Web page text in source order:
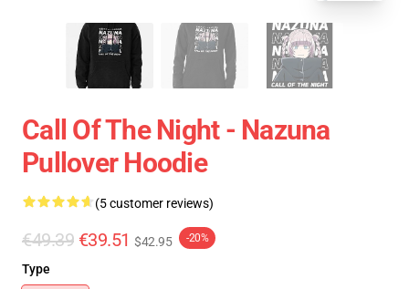
Call Of The Night - Nazuna
Pullover Hoodie
(5 customer reviews)
€49.39 €39.51 $42.95 -20%
Type